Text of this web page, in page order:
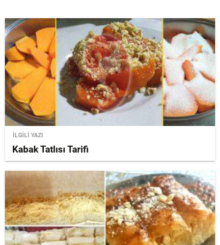
İLGİLİ YAZI
Kabak Tatlısı Tarifi